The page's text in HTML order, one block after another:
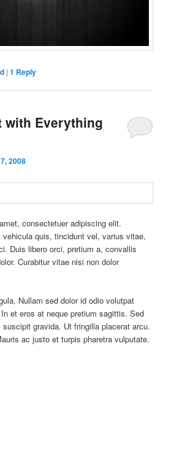
|1 Reply
with Everything
2008
consectetuer adipiscing elit.
vehicula quis, tincidunt vel, varius vitae,
Duis libero orci, pretium a, convallis
Curabitur vitae nisi non dolor
Nullam sed dolor id odio volutpat
et eros at neque pretium sagittis. Sed
gravida. Ut fringilla placerat arcu.
ac justo et turpis pharetra vulputate.